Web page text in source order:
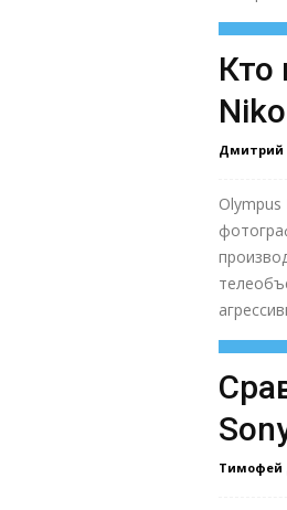
Кто
Дмитрий
Тимофей